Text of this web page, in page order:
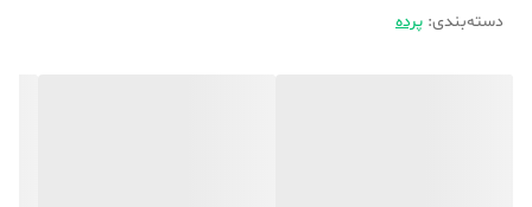
غیر اینصورت پیشفرض ارتفاع ۳ متر در نظر گرفته میشو‌د ✅✅
دسته‌بندی: پرده